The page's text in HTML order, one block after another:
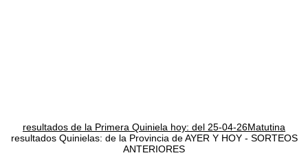
resultados de la Primera Quiniela hoy: del 25-04-26Matutina
resultados Quinielas: de la Provincia de AYER Y HOY - SORTEOS
ANTERIORES